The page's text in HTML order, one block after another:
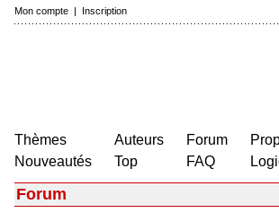
Mon compte | Inscription
Thèmes
Nouveautés
Auteurs
Top
Forum
FAQ
Forum